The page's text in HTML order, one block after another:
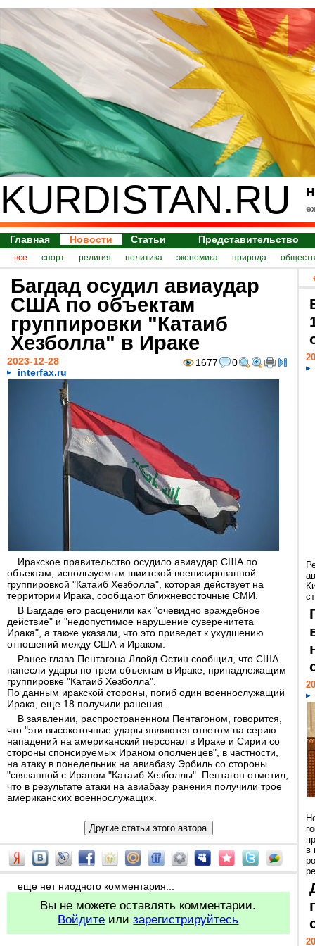
KURDISTAN.RU
Главная Новости Статьи Представительство
все спорт религия политика экономика природа
Багдад осудил авиаудар
США по объектам
группировки "Катаиб
Хезболла" в Ираке
1677 0
2023-12-28
interfax.ru
Иракское правительство осудило авиаудар США по
объектам, используемым шиитской военизированной
группировкой "Катаиб Хезболла", которая действует на
территории Ирака, сообщают ближневосточные СМИ.
В Багдаде его расценили как "очевидно враждебное
действие" и "недопустимое нарушение суверенитета
Ирака", а также указали, что это приведет к ухудшению
отношений между США и Ираком.
Ранее глава Пентагона Ллойд Остин сообщил, что США
нанесли удары по трем объектам в Ираке, принадлежащим
группировке "Катаиб Хезболла".
По данным иракской стороны, погиб один военнослужащий
Ирака, еще 18 получили ранения.
В заявлении, распространенном Пентагоном, говорится,
что "эти высокоточные удары являются ответом на серию
нападений на американский персонал в Ираке и Сирии со
стороны спонсируемых Ираном ополченцев", в частности,
на атаку в понедельник на авиабазу Эрбиль со стороны
"связанной с Ираном "Катаиб Хезболлы". Пентагон отметил,
что в результате атаки на авиабазу ранения получили трое
американских военнослужащих.
еще нет ниодного комментария...
Вы не можете оставлять комментарии.
Войдите илизарегистрируйтесь
в